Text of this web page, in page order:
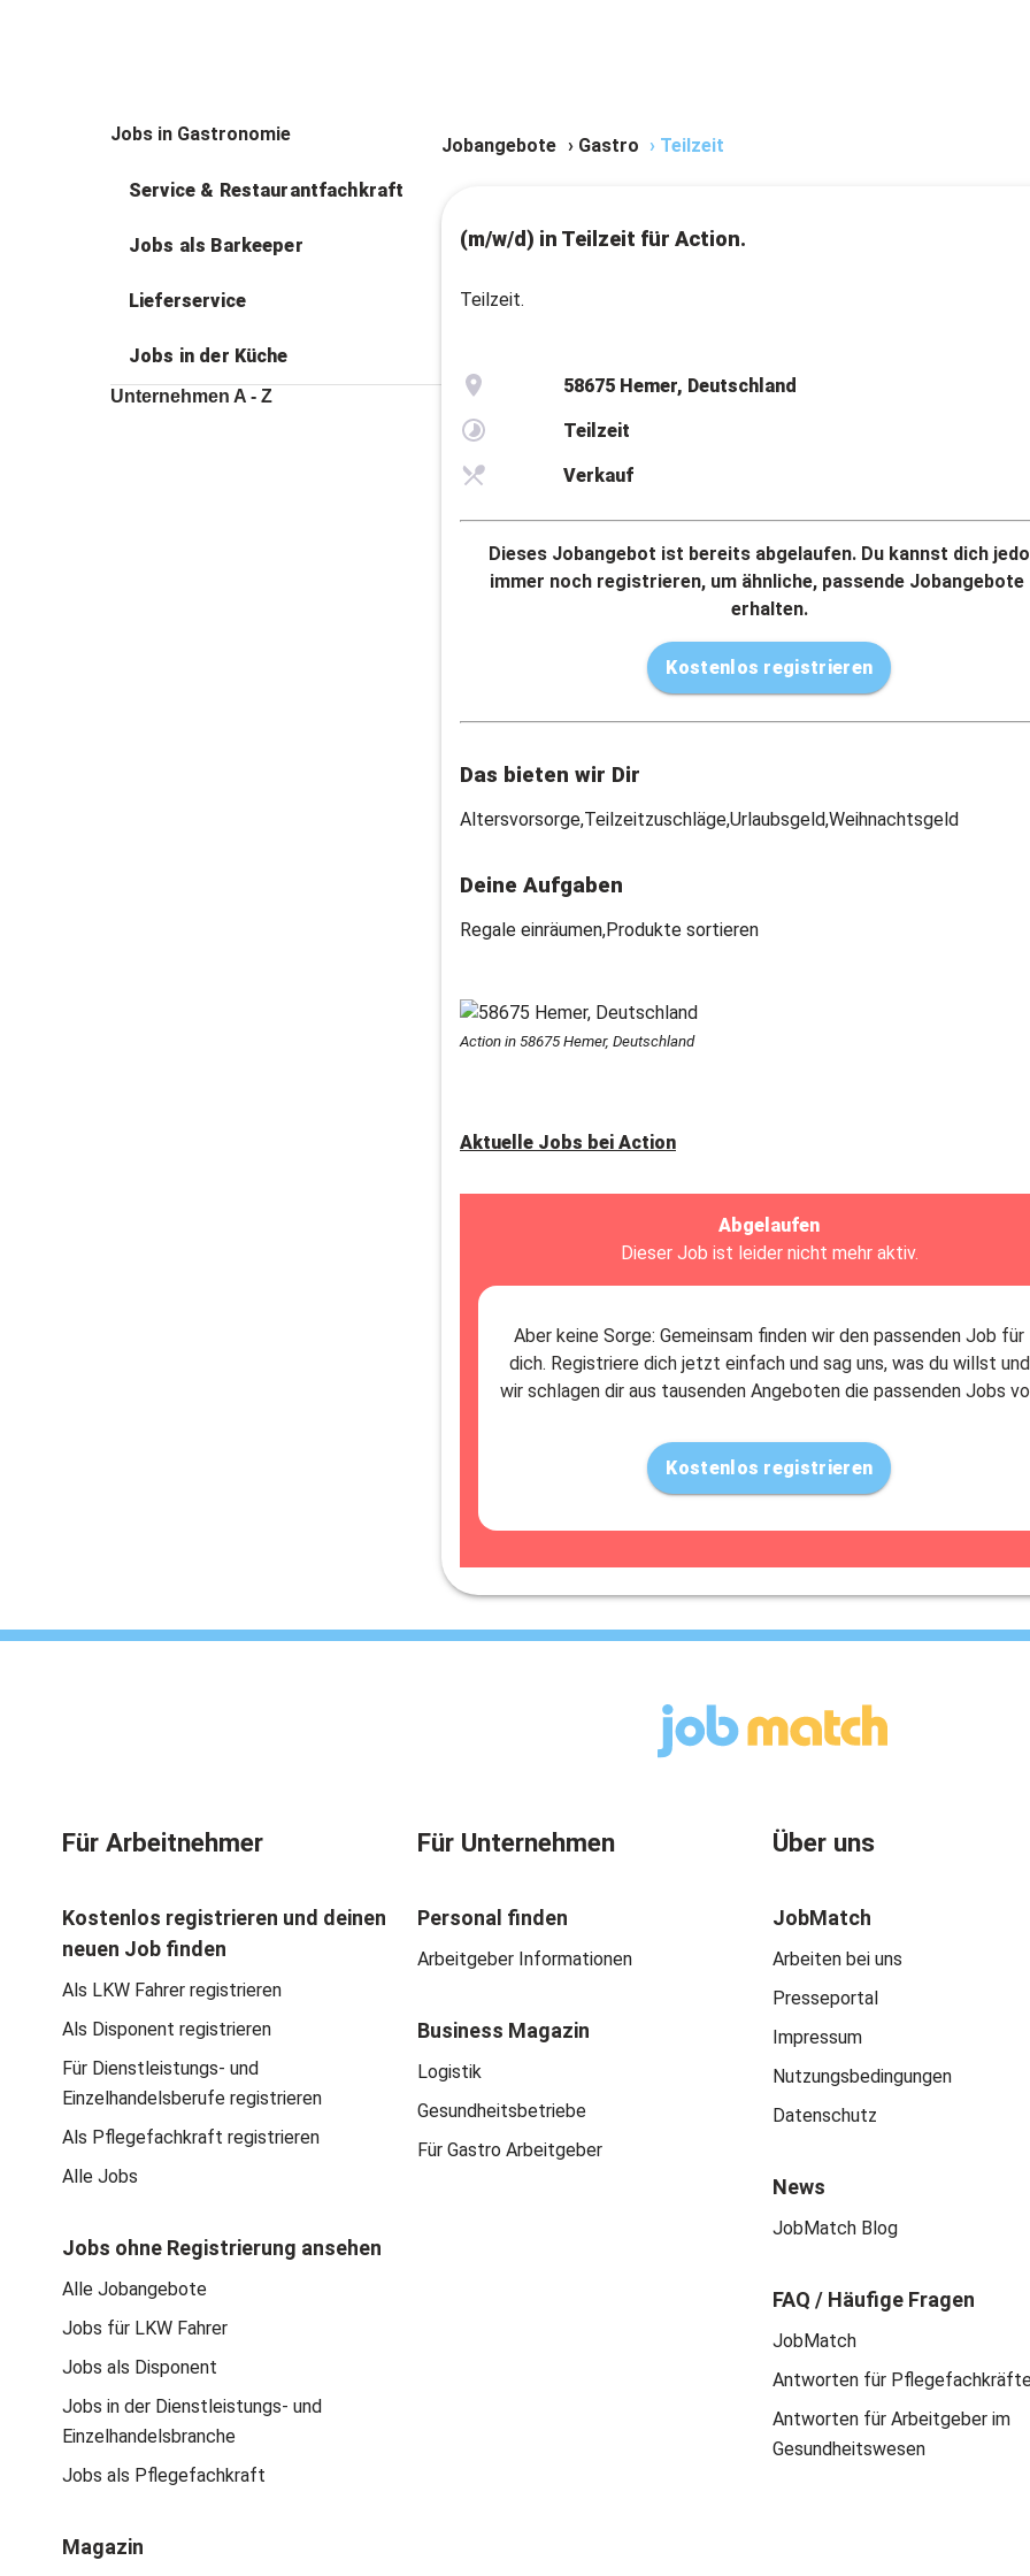
Jobs in Gastronomie
Service & Restaurantfachkraft
Jobs als Barkeeper
Lieferservice
Jobs in der Küche
Unternehmen A - Z
Jobangebote › Gastro › Teilzeit
(m/w/d) in Teilzeit für Action.
Teilzeit.
58675 Hemer, Deutschland
Teilzeit
Verkauf
Dieses Jobangebot ist bereits abgelaufen. Du kannst dich
immer noch registrieren, um ähnliche, passende Jobangebote
erhalten.
Kostenlos registrieren
Das bieten wir Dir
Altersvorsorge,Teilzeitzuschläge,Urlaubsgeld,Weihnachtsgeld
Deine Aufgaben
Regale einräumen,Produkte sortieren
Action in 58675 Hemer, Deutschland
Aktuelle Jobs bei Action
Abgelaufen
Dieser Job ist leider nicht mehr aktiv.
Aber keine Sorge: Gemeinsam finden wir den passenden Job für
dich. Registriere dich jetzt einfach und sag uns, was du willst und
wir schlagen dir aus tausenden Angeboten die passenden Jobs
Kostenlos registrieren
Für Arbeitnehmer
Kostenlos registrieren und deinen
neuen Job finden
Als LKW Fahrer registrieren
Als Disponent registrieren
Für Dienstleistungs- und
Einzelhandelsberufe registrieren
Als Pflegefachkraft registrieren
Alle Jobs
Jobs ohne Registrierung ansehen
Alle Jobangebote
Jobs für LKW Fahrer
Jobs als Disponent
Jobs in der Dienstleistungs- und
Einzelhandelsbranche
Jobs als Pflegefachkraft
Magazin
Für Unternehmen
Personal finden
Arbeitgeber Informationen
Business Magazin
Logistik
Gesundheitsbetriebe
Für Gastro Arbeitgeber
Über uns
JobMatch
Arbeiten bei uns
Presseportal
Impressum
Nutzungsbedingungen
Datenschutz
News
JobMatch Blog
FAQ / Häufige Fragen
JobMatch
Antworten für
Antworten für Arbeitgeber im
Gesundheitswesen